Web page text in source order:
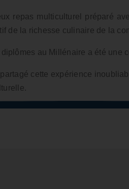
repas multiculturel préparé
de la richesse culinaire de la
au Millénaire a été une
cette expérience